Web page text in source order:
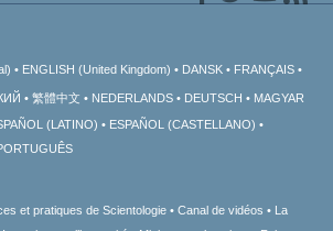
ENGLISH (United Kingdom) DANSK FRANÇAIS
繁體中文 NEDERLANDS DEUTSCH
MAGYAR
(LATINO)
ESPAÑOL (CASTELLANO)
et pratiques de Scientologie Canal de vidéos
La